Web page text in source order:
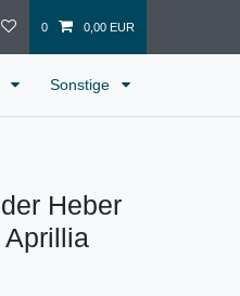
0 0,00 EUR
Sonstige
Heber